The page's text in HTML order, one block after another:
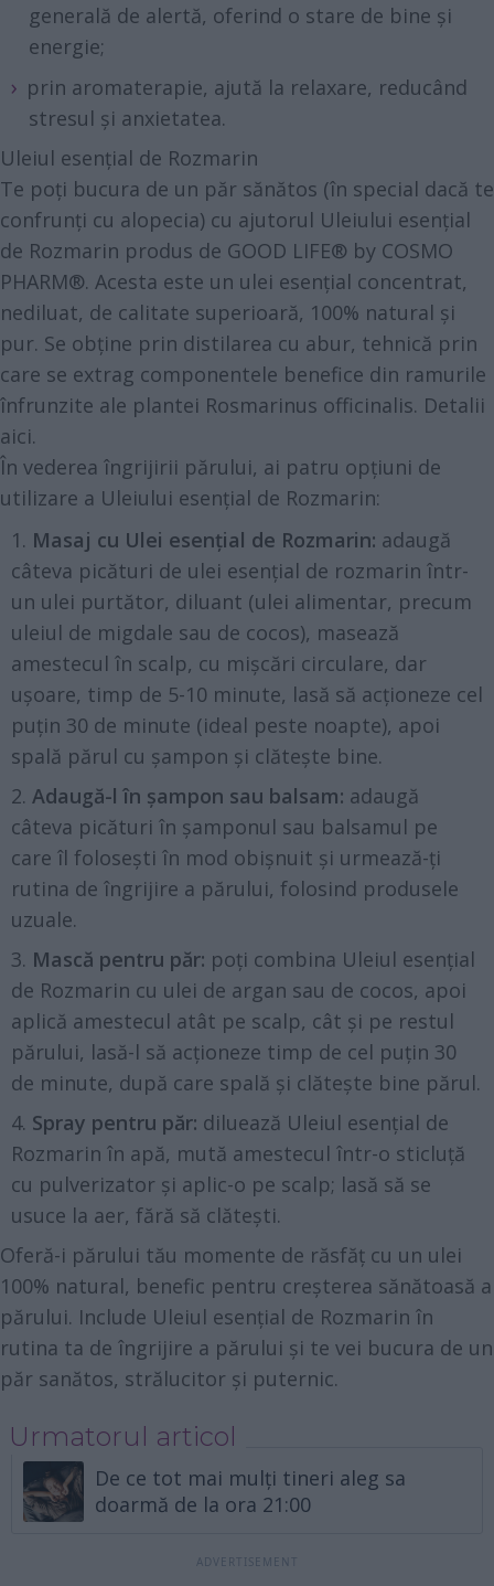
generală de alertă, oferind o stare de bine și
energie;
prin aromaterapie, ajută la relaxare, reducând
stresul și anxietatea.
Uleiul esențial de Rozmarin
Te poți bucura de un păr sănătos (în special dacă te
confrunți cu alopecia) cu ajutorul Uleiului esențial
de Rozmarin produs de GOOD LIFE® by COSMO
PHARM®. Acesta este un ulei esențial concentrat,
nediluat, de calitate superioară, 100% natural și
pur. Se obține prin distilarea cu abur, tehnică prin
care se extrag componentele benefice din ramurile
înfrunzite ale plantei Rosmarinus officinalis. Detalii
aici.
În vederea îngrijirii părului, ai patru opțiuni de
utilizare a Uleiului esențial de Rozmarin:
Masaj cu Ulei esențial de Rozmarin: adaugă
câteva picături de ulei esențial de rozmarin într-
un ulei purtător, diluant (ulei alimentar, precum
uleiul de migdale sau de cocos), masează
amestecul în scalp, cu mișcări circulare, dar
ușoare, timp de 5-10 minute, lasă să acționeze cel
puțin 30 de minute (ideal peste noapte), apoi
spală părul cu șampon și clătește bine.
Adaugă-l în șampon sau balsam: adaugă
câteva picături în șamponul sau balsamul pe
care îl folosești în mod obișnuit și urmează-ți
rutina de îngrijire a părului, folosind produsele
uzuale.
Mască pentru păr: poți combina Uleiul esențial
de Rozmarin cu ulei de argan sau de cocos, apoi
aplică amestecul atât pe scalp, cât și pe restul
părului, lasă-l să acționeze timp de cel puțin 30
de minute, după care spală și clătește bine părul.
Spray pentru păr: diluează Uleiul esențial de
Rozmarin în apă, mută amestecul într-o sticluță
cu pulverizator și aplic-o pe scalp; lasă să se
usuce la aer, fără să clătești.
Oferă-i părului tău momente de răsfăț cu un ulei
100% natural, benefic pentru creșterea sănătoasă a
părului. Include Uleiul esențial de Rozmarin în
rutina ta de îngrijire a părului și te vei bucura de un
păr sanătos, strălucitor și puternic.
Urmatorul articol
De ce tot mai mulți tineri aleg sa
doarmă de la ora 21:00